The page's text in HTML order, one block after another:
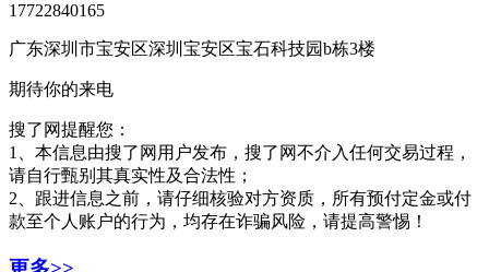
17722840165
广东深圳市宝安区深圳宝安区宝石科技园b栋3楼
期待你的来电
搜了网提醒您：
1、本信息由搜了网用户发布，搜了网不介入任何交易过程，
请自行甄别其真实性及合法性；
2、跟进信息之前，请仔细核验对方资质，所有预付定金或付
款至个人账户的行为，均存在诈骗风险，请提高警惕！